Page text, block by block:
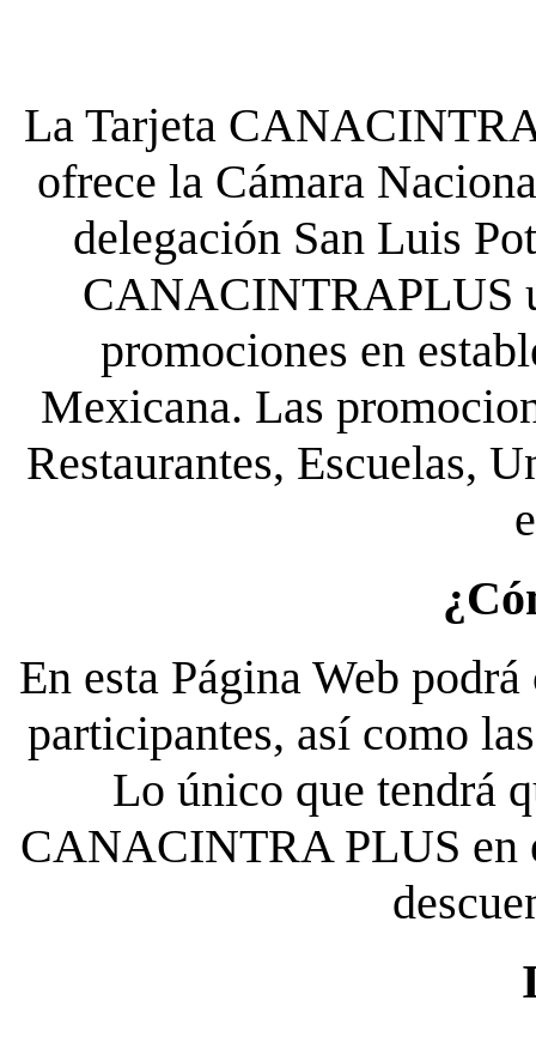
La Tarjeta
ofrece la Cámara
delegación San Luis
CANACINTRAPLUS
promociones en
Mexicana. Las
Restaurantes, Escuelas,
En esta Página Web
participantes, así como
Lo único que tendrá
CANACINTRA PLUS en